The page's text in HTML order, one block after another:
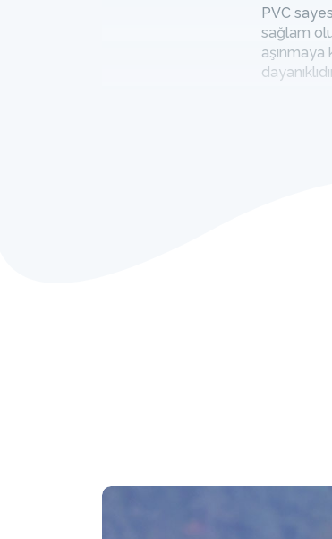
PVC
sağlam
aşınmaya
dayanıklı malzemelerden
veya ılıman nehirlerde